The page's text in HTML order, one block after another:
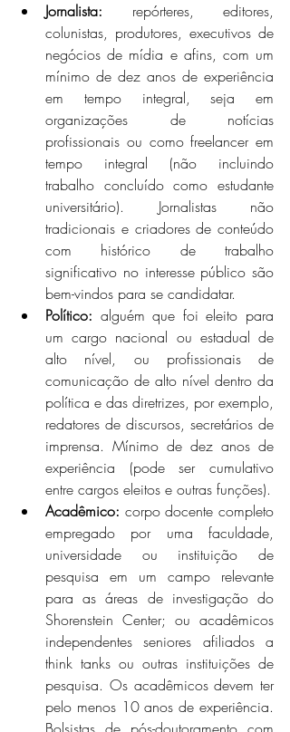
Jornalista: repórteres, editores,
colunistas, produtores, executivos de
negócios de mídia e afins, com um
mínimo de dez anos de experiência
em tempo integral, seja em
organizações de notícias
profissionais ou como freelancer em
tempo integral (não incluindo
trabalho concluído como estudante
universitário). Jornalistas não
tradicionais e criadores de conteúdo
com histórico de trabalho
significativo no interesse público são
bem-vindos para se candidatar.
Político: alguém que foi eleito para
um cargo nacional ou estadual de
alto nível, ou profissionais de
comunicação de alto nível dentro da
política e das diretrizes, por exemplo,
redatores de discursos, secretários de
imprensa. Mínimo de dez anos de
experiência (pode ser cumulativo
entre cargos eleitos e outras funções).
Acadêmico: corpo docente completo
empregado por uma faculdade,
universidade ou instituição de
pesquisa em um campo relevante
para as áreas de investigação do
Shorenstein Center; ou acadêmicos
independentes seniores afiliados a
think tanks ou outras instituições de
pesquisa. Os acadêmicos devem ter
pelo menos 10 anos de experiência.